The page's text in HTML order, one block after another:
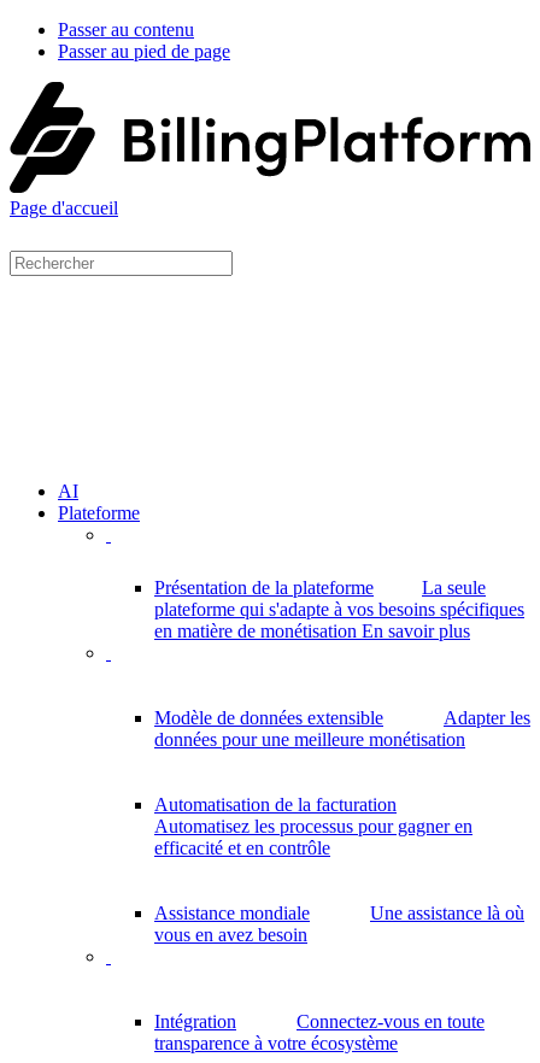
Passer au contenu
Passer au pied de page
Page d'accueil
AI
Plateforme
Présentation de la plateforme
La seule
plateforme qui s'adapte à vos besoins spécifiques
en matière de monétisation En savoir plus
Modèle de données extensible
Adapter les
données pour une meilleure monétisation
Automatisation de la facturation
Automatisez les processus pour gagner en
efficacité et en contrôle
Assistance mondiale
Une assistance là où
vous en avez besoin
Intégration
Connectez-vous en toute
transparence à votre écosystème